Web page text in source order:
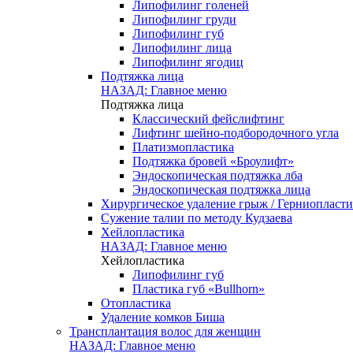
Липофилинг голеней
Липофилинг груди
Липофилинг губ
Липофилинг лица
Липофилинг ягодиц
Подтяжка лица
НАЗАД: Главное меню
Подтяжка лица
Классический фейслифтинг
Лифтинг шейно-подбородочного угла
Платизмопластика
Подтяжка бровей «Броулифт»
Эндоскопическая подтяжка лба
Эндоскопическая подтяжка лица
Хирургическое удаление грыж /
Сужение талии по методу Кудзаева
Хейлопластика
НАЗАД: Главное меню
Хейлопластика
Липофилинг губ
Пластика губ «Bullhorn»
Отопластика
Удаление комков Биша
Трансплантация волос для женщин
НАЗАД: Главное меню